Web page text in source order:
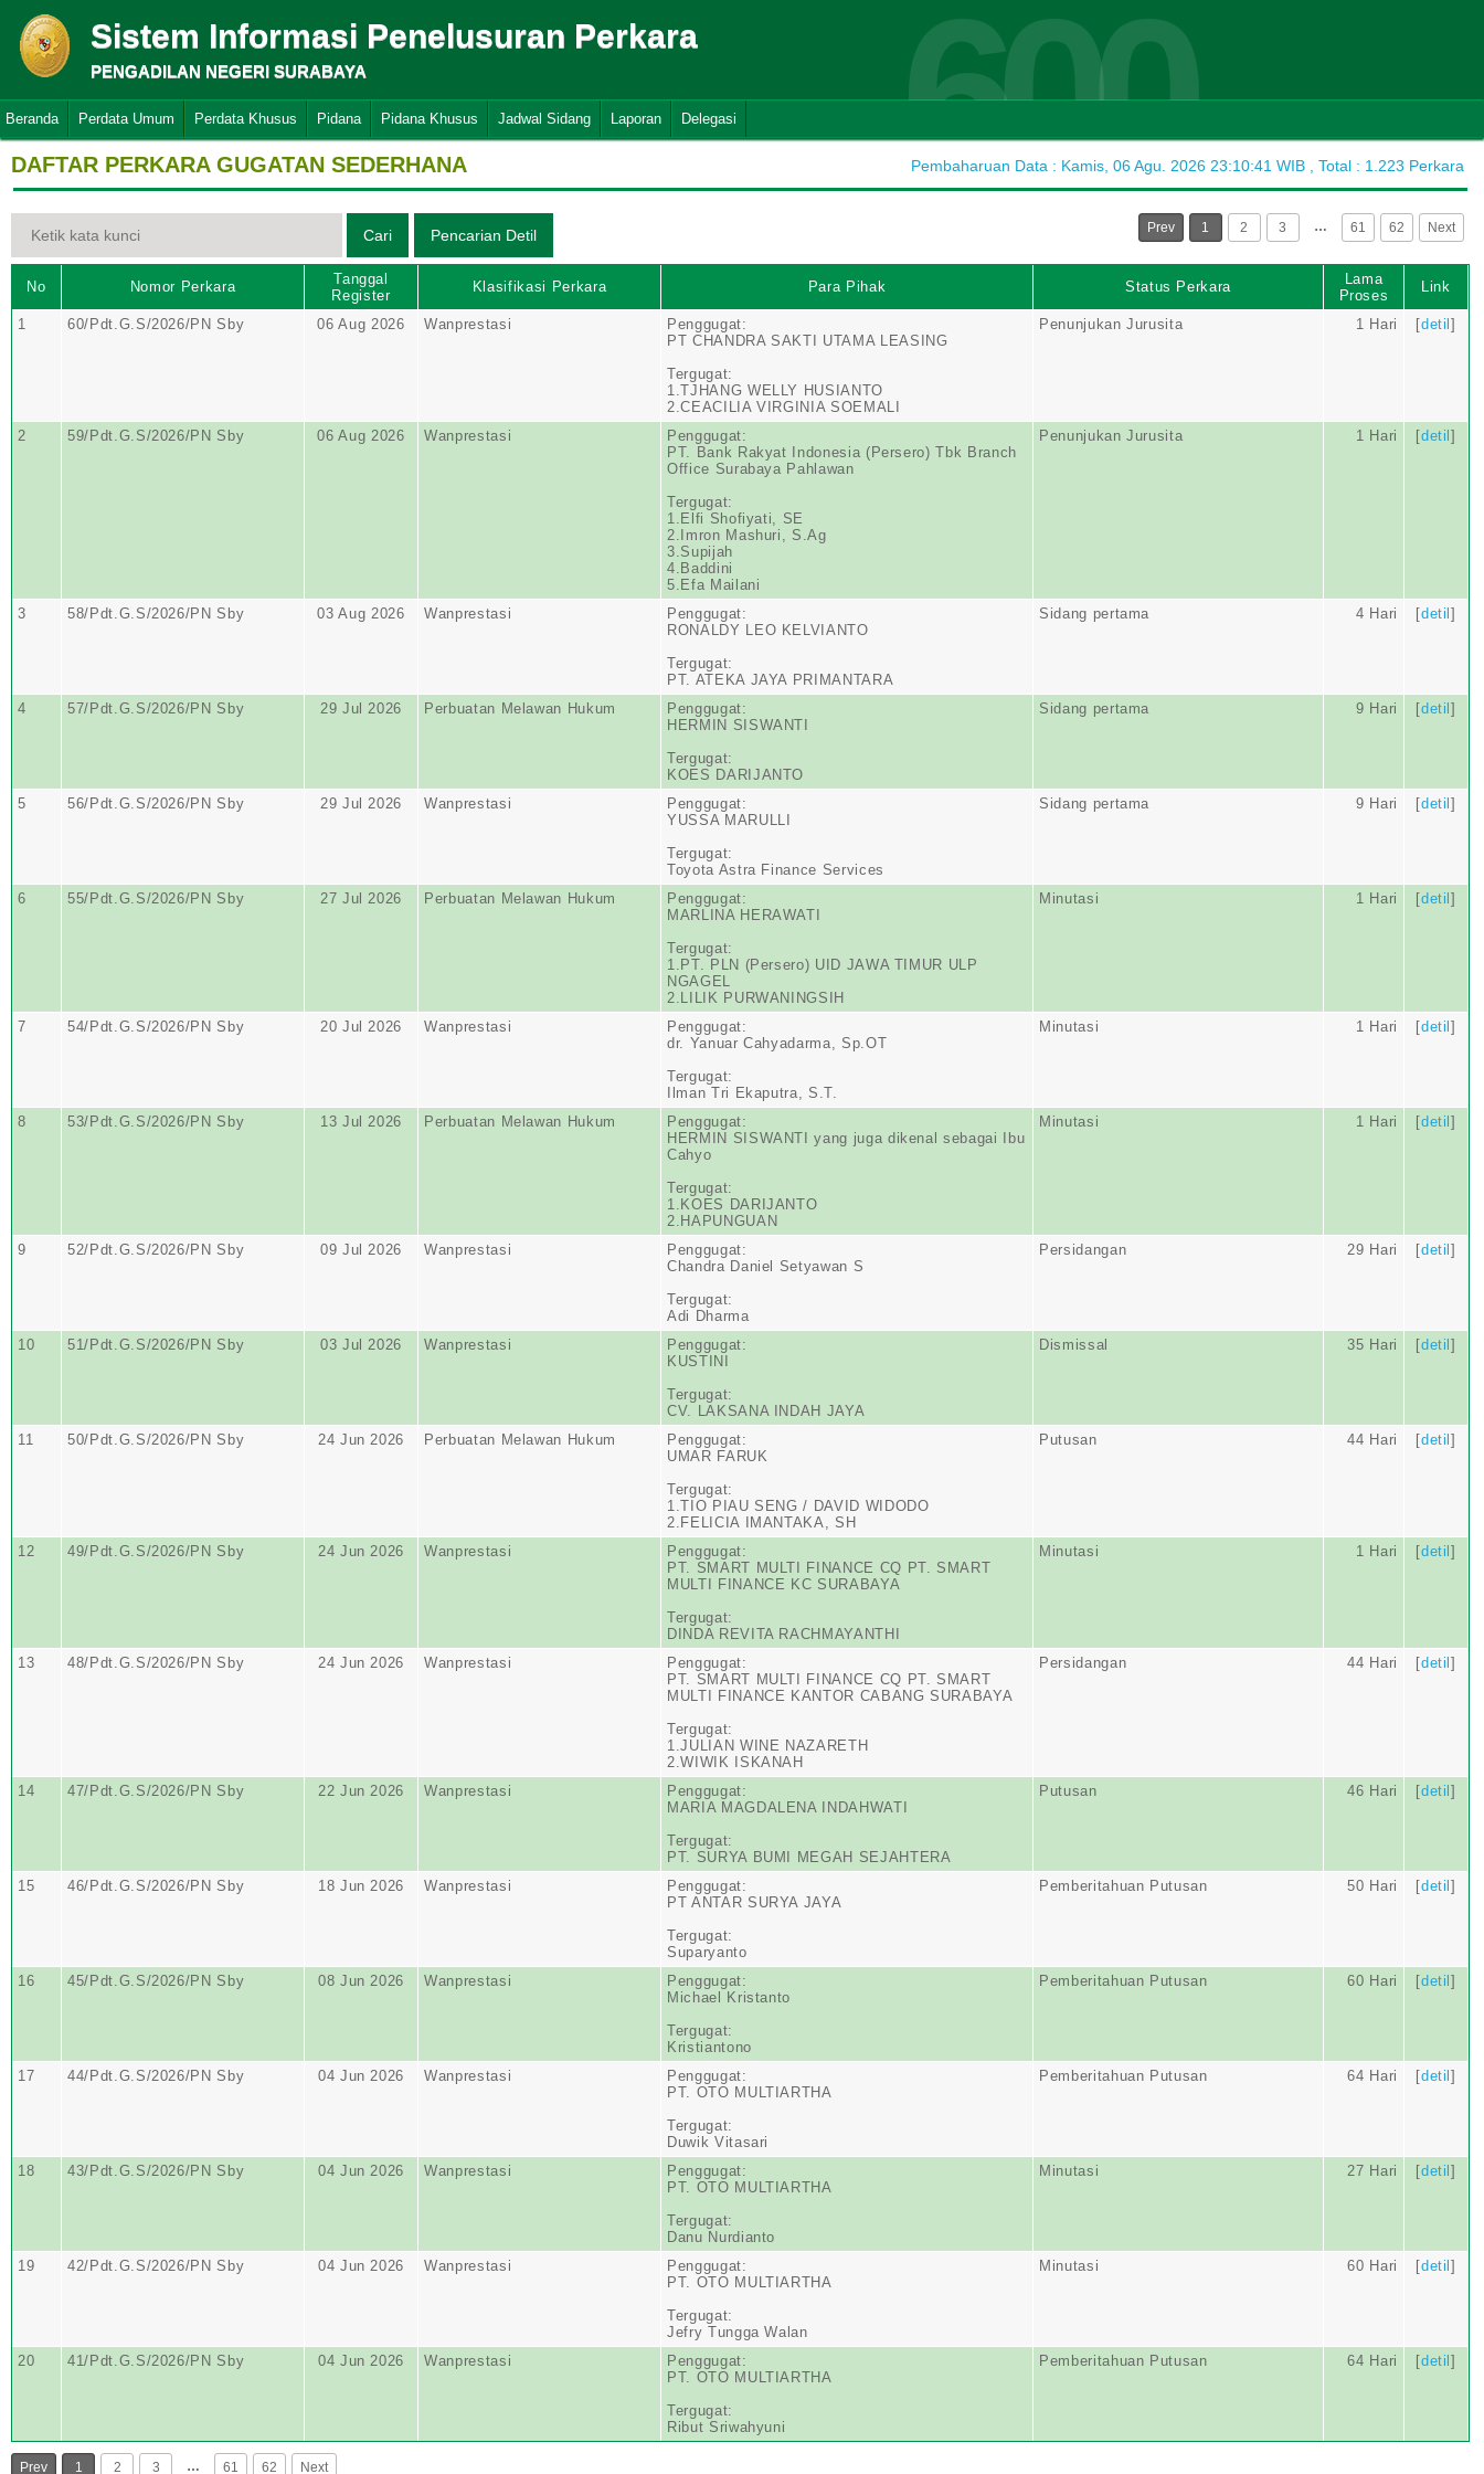
Sistem Informasi Penelusuran Perkara
PENGADILAN NEGERI SURABAYA 600
Beranda Perdata Umum Perdata Khusus Pidana Pidana Khusus Jadwal Sidang Laporan Delegasi
DAFTAR PERKARA GUGATAN SEDERHANA Pembaharuan Data : Kamis, 06 Agu. 2026 23:10:41 WIB , Total : 1.223 Perkara
Prev 1 2 3 … 61 62 Next
No Nomor Perkara
Tanggal
Register
Klasifikasi Perkara Para Pihak Status Perkara
Lama
Proses
Link
1 60/Pdt.G.S/2026/PN Sby 06 Aug 2026 Wanprestasi
Penggugat:
PT CHANDRA SAKTI UTAMA LEASING
Tergugat:
1.TJHANG WELLY HUSIANTO
2.CEACILIA VIRGINIA SOEMALI
Penunjukan Jurusita 1 Hari [detil]
2 59/Pdt.G.S/2026/PN Sby 06 Aug 2026 Wanprestasi
Penggugat:
PT. Bank Rakyat Indonesia (Persero) Tbk Branch
Office Surabaya Pahlawan
Tergugat:
1.Elfi Shofiyati, SE
2.Imron Mashuri, S.Ag
3.Supijah
4.Baddini
5.Efa Mailani
Penunjukan Jurusita 1 Hari [detil]
3 58/Pdt.G.S/2026/PN Sby 03 Aug 2026 Wanprestasi
Penggugat:
RONALDY LEO KELVIANTO
Tergugat:
PT. ATEKA JAYA PRIMANTARA
Sidang pertama 4 Hari [detil]
4 57/Pdt.G.S/2026/PN Sby 29 Jul 2026 Perbuatan Melawan Hukum
Penggugat:
HERMIN SISWANTI
Tergugat:
KOES DARIJANTO
Sidang pertama 9 Hari [detil]
5 56/Pdt.G.S/2026/PN Sby 29 Jul 2026 Wanprestasi
Penggugat:
YUSSA MARULLI
Tergugat:
Toyota Astra Finance Services
Sidang pertama 9 Hari [detil]
6 55/Pdt.G.S/2026/PN Sby 27 Jul 2026 Perbuatan Melawan Hukum
Penggugat:
MARLINA HERAWATI
Tergugat:
1.PT. PLN (Persero) UID JAWA TIMUR ULP
NGAGEL
2.LILIK PURWANINGSIH
Minutasi 1 Hari [detil]
7 54/Pdt.G.S/2026/PN Sby 20 Jul 2026 Wanprestasi
Penggugat:
dr. Yanuar Cahyadarma, Sp.OT
Tergugat:
Ilman Tri Ekaputra, S.T.
Minutasi 1 Hari [detil]
8 53/Pdt.G.S/2026/PN Sby 13 Jul 2026 Perbuatan Melawan Hukum
Penggugat:
HERMIN SISWANTI yang juga dikenal sebagai Ibu
Cahyo
Tergugat:
1.KOES DARIJANTO
2.HAPUNGUAN
Minutasi 1 Hari [detil]
9 52/Pdt.G.S/2026/PN Sby 09 Jul 2026 Wanprestasi
Penggugat:
Chandra Daniel Setyawan S
Tergugat:
Adi Dharma
Persidangan 29 Hari [detil]
10 51/Pdt.G.S/2026/PN Sby 03 Jul 2026 Wanprestasi
Penggugat:
KUSTINI
Tergugat:
CV. LAKSANA INDAH JAYA
Dismissal 35 Hari [detil]
11 50/Pdt.G.S/2026/PN Sby 24 Jun 2026 Perbuatan Melawan Hukum
Penggugat:
UMAR FARUK
Tergugat:
1.TIO PIAU SENG / DAVID WIDODO
2.FELICIA IMANTAKA, SH
Putusan 44 Hari [detil]
12 49/Pdt.G.S/2026/PN Sby 24 Jun 2026 Wanprestasi
Penggugat:
PT. SMART MULTI FINANCE CQ PT. SMART
MULTI FINANCE KC SURABAYA
Tergugat:
DINDA REVITA RACHMAYANTHI
Minutasi 1 Hari [detil]
13 48/Pdt.G.S/2026/PN Sby 24 Jun 2026 Wanprestasi
Penggugat:
PT. SMART MULTI FINANCE CQ PT. SMART
MULTI FINANCE KANTOR CABANG SURABAYA
Tergugat:
1.JULIAN WINE NAZARETH
2.WIWIK ISKANAH
Persidangan 44 Hari [detil]
14 47/Pdt.G.S/2026/PN Sby 22 Jun 2026 Wanprestasi
Penggugat:
MARIA MAGDALENA INDAHWATI
Tergugat:
PT. SURYA BUMI MEGAH SEJAHTERA
Putusan 46 Hari [detil]
15 46/Pdt.G.S/2026/PN Sby 18 Jun 2026 Wanprestasi
Penggugat:
PT ANTAR SURYA JAYA
Tergugat:
Suparyanto
Pemberitahuan Putusan 50 Hari [detil]
16 45/Pdt.G.S/2026/PN Sby 08 Jun 2026 Wanprestasi
Penggugat:
Michael Kristanto
Tergugat:
Kristiantono
Pemberitahuan Putusan 60 Hari [detil]
17 44/Pdt.G.S/2026/PN Sby 04 Jun 2026 Wanprestasi
Penggugat:
PT. OTO MULTIARTHA
Tergugat:
Duwik Vitasari
Pemberitahuan Putusan 64 Hari [detil]
18 43/Pdt.G.S/2026/PN Sby 04 Jun 2026 Wanprestasi
Penggugat:
PT. OTO MULTIARTHA
Tergugat:
Danu Nurdianto
Minutasi 27 Hari [detil]
19 42/Pdt.G.S/2026/PN Sby 04 Jun 2026 Wanprestasi
Penggugat:
PT. OTO MULTIARTHA
Tergugat:
Jefry Tungga Walan
Minutasi 60 Hari [detil]
20 41/Pdt.G.S/2026/PN Sby 04 Jun 2026 Wanprestasi
Penggugat:
PT. OTO MULTIARTHA
Tergugat:
Ribut Sriwahyuni
Pemberitahuan Putusan 64 Hari [detil]
Prev 1 2 3 … 61 62 Next